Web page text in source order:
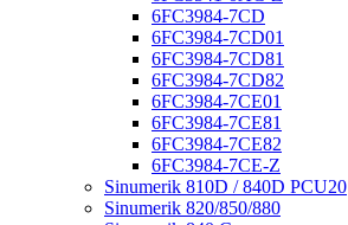
6FC3984-7CD
6FC3984-7CD01
6FC3984-7CD81
6FC3984-7CD82
6FC3984-7CE01
6FC3984-7CE81
6FC3984-7CE82
6FC3984-7CE-Z
Sinumerik 810D / 840D PCU20
Sinumerik 820/850/880